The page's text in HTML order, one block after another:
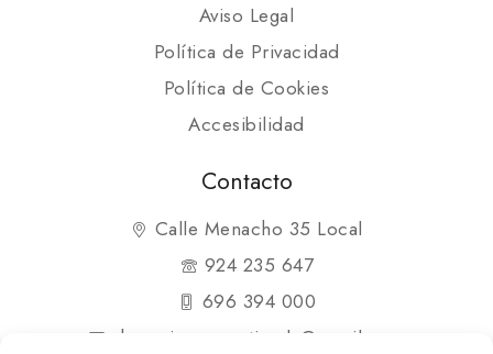
Aviso Legal
Política de Privacidad
Política de Cookies
Accesibilidad
Contacto
Calle Menacho 35 Local
924 235 647
696 394 000
shopmipequenatienda@gmail.com